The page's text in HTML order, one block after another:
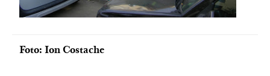
Foto: Ion Costache